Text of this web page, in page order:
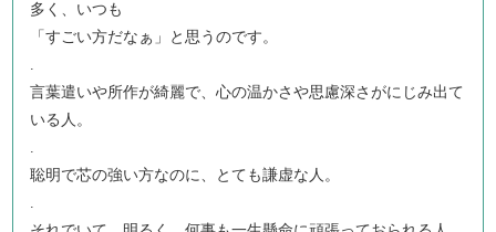
多く、いつも
「すごい方だなぁ」と思うのです。
.
言葉遣いや所作が綺麗で、心の温かさや思慮深さがにじみ出て
いる人。
.
聡明で芯の強い方なのに、とても謙虚な人。
.